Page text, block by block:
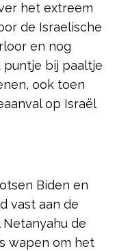
het extreem
de Israelische
en nog
puntje bij paaltje
ook toen
op Israël
Biden en
vast aan de
de
wapen om het